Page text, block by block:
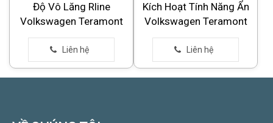
Độ Vô Lăng Rline
Volkswagen Teramont
Kích Hoạt Tính Năng Ẩn
Volkswagen Teramont